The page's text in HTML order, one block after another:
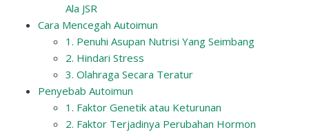
Ala JSR
Cara Mencegah Autoimun
1. Penuhi Asupan Nutrisi Yang Seimbang
2. Hindari Stress
3. Olahraga Secara Teratur
Penyebab Autoimun
1. Faktor Genetik atau Keturunan
2. Faktor Terjadinya Perubahan Hormon